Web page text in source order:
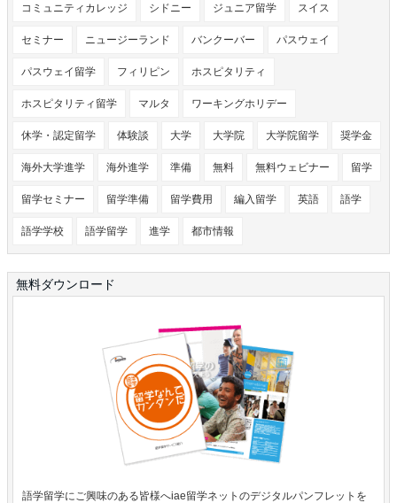
コミュニティカレッジ シドニー ジュニア留学 スイス
セミナー ニュージーランド バンクーバー パスウェイ
パスウェイ留学 フィリピン ホスピタリティ
ホスピタリティ留学 マルタ ワーキングホリデー
休学・認定留学 体験談 大学 大学院 大学院留学 奨学金
海外大学進学 海外進学 準備 無料 無料ウェビナー 留学
留学セミナー 留学準備 留学費用 編入留学 英語 語学
語学学校 語学留学 進学 都市情報
無料ダウンロード
語学留学にご興味のある皆様へiae留学ネットのデジタルパンフレットを